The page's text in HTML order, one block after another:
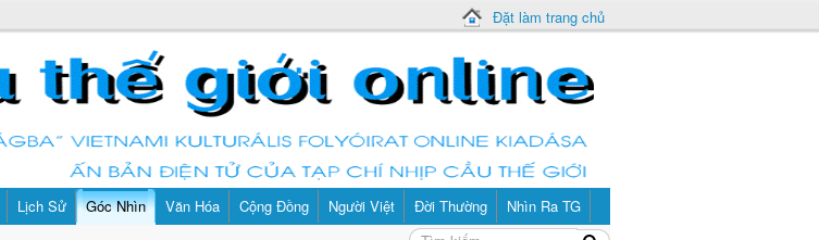
Đặt làm trang chủ
Lịch Sử Góc Nhìn Văn Hóa Cộng Đồng Người Việt Đời Thường Nhìn Ra TG